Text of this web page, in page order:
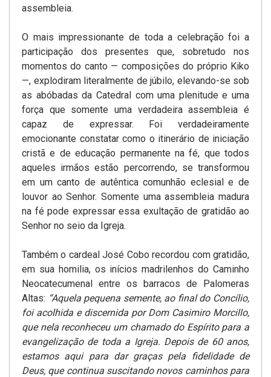
assembleia.
O mais impressionante de toda a celebração foi a
participação dos presentes que, sobretudo nos
momentos do canto — composições do próprio Kiko
—, explodiram literalmente de júbilo, elevando-se sob
as abóbadas da Catedral com uma plenitude e uma
força que somente uma verdadeira assembleia é
capaz de expressar. Foi verdadeiramente
emocionante constatar como o itinerário de iniciação
cristã e de educação permanente na fé, que todos
aqueles irmãos estão percorrendo, se transformou
em um canto de autêntica comunhão eclesial e de
louvor ao Senhor. Somente uma assembleia madura
na fé pode expressar essa exultação de gratidão ao
Senhor no seio da Igreja.
Também o cardeal José Cobo recordou com gratidão,
em sua homilia, os inícios madrilenhos do Caminho
Neocatecumenal entre os barracos de Palomeras
Altas: “Aquela pequena semente, ao final do Concílio,
foi acolhida e discernida por Dom Casimiro Morcillo,
que nela reconheceu um chamado do Espírito para a
evangelização de toda a Igreja. Depois de 60 anos,
estamos aqui para dar graças pela fidelidade de
Deus, que continua suscitando novos caminhos para